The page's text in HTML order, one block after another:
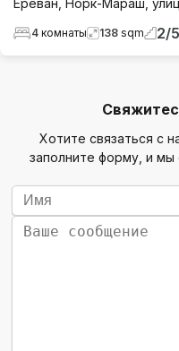
4 комнаты 138 sqm 2/5
Хотите связаться с
заполните форму, и